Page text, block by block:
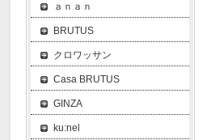
ａｎａｎ
BRUTUS
クロワッサン
Casa BRUTUS
GINZA
ku:nel